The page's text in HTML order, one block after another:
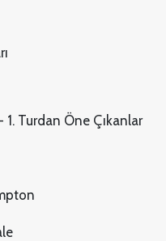
1. Turdan Öne Çıkanlar